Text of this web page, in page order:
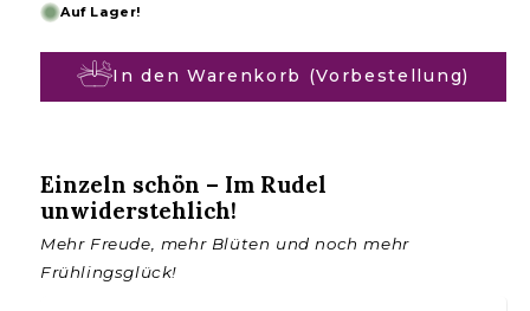
e
r
Auf Lager!
In den Warenkorb (Vorbestellung)
Einzeln schön – Im Rudel
unwiderstehlich!
Mehr Freude, mehr Blüten und noch mehr
Frühlingsglück!